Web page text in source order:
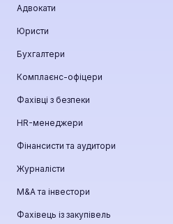
Адвокати
Юристи
Бухгалтери
Комплаєнс-офіцери
Фахівці з безпеки
HR-менеджери
Фінансисти та аудитори
Журналісти
М&A та інвестори
Фахівець із закупівель